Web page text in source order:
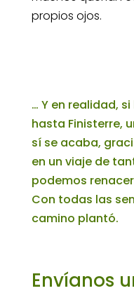
propios ojos.
… Y en realidad,
hasta Finisterre,
sí se acaba,
en un viaje de
podemos
Con todas las
camino plantó.
Envíanos